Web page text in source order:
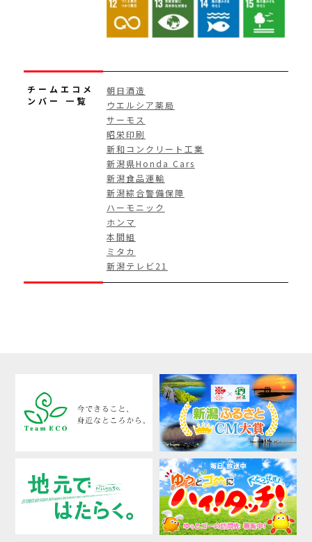
チームエコメ
ンバー 一覧
朝日酒造
ウエルシア薬局
サーモス
昭栄印刷
新和コンクリート工業
新潟県Honda Cars
新潟食品運輸
新潟綜合警備保障
ハーモニック
ホンマ
本間組
ミタカ
新潟テレビ21